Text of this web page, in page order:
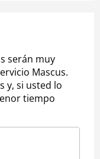
serán muy
Mascus.
y, si usted lo
tiempo